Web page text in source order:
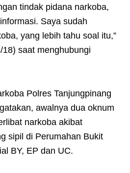
tindak pidana narkoba,
Saya sudah
yang lebih tahu soal itu,”
saat menghubungi
Polres Tanjungpinang
awalnya dua oknum
narkoba akibat
sipil di Perumahan Bukit
BY, EP dan UC.